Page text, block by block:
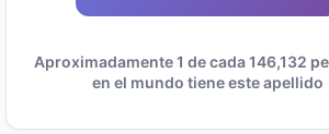
Aproximadamente 1 de cada 146,132
en el mundo tiene este apellido